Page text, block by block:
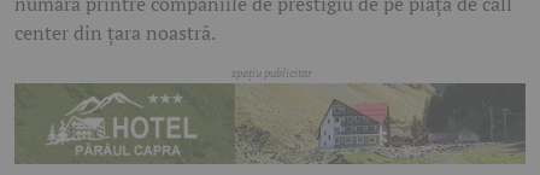
center din ţara noastră.